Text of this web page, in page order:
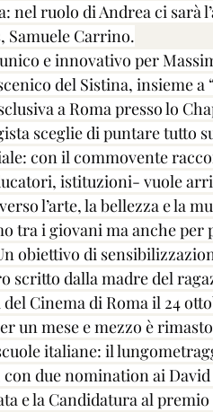
nel ruolo di Andrea ci sarà
Samuele Carrino.
e innovativo per
del Sistina, insieme
a Roma presso lo
sceglie di puntare tutto
con il commovente
istituzioni- vuole
l’arte, la bellezza e la
tra i giovani ma anche
obiettivo di
scritto dalla madre del
Cinema di Roma il 24
un mese e mezzo è
italiane: il
due nomination ai
e la Candidatura al